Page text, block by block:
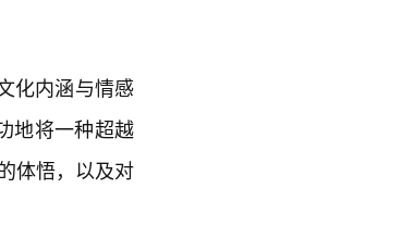
化内涵与情感
地将一种超越
体悟，以及对